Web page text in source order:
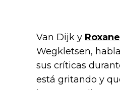
Van Dijk y
Wegkletsen,
sus críticas
está gritando y